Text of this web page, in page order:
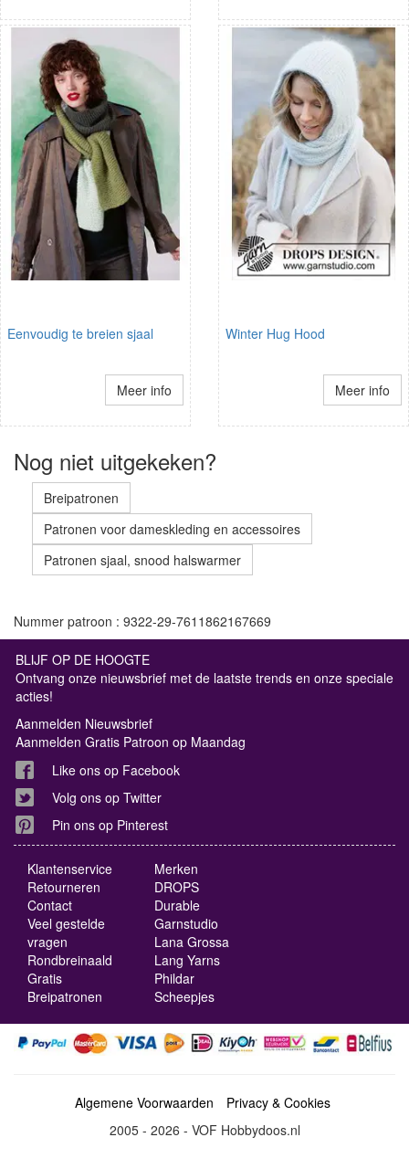
Eenvoudig te breien sjaal
Meer info
Winter Hug Hood
Meer info
Nog niet uitgekeken?
Breipatronen
Patronen voor dameskleding en accessoires
Patronen sjaal, snood halswarmer
Nummer patroon : 9322-29-7611862167669
BLIJF OP DE HOOGTE
Ontvang onze nieuwsbrief met de laatste trends en onze speciale
acties!
Aanmelden Nieuwsbrief
Aanmelden Gratis Patroon op Maandag
Like ons op Facebook
Volg ons op Twitter
Pin ons op Pinterest
Klantenservice
Retourneren
Contact
Veel gestelde
vragen
Rondbreinaald
Gratis
Breipatronen
Merken
DROPS
Durable
Garnstudio
Lana Grossa
Lang Yarns
Phildar
Scheepjes
Algemene Voorwaarden
Privacy & Cookies
2005 - 2026 - VOF Hobbydoos.nl